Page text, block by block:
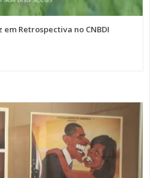
Retrospectiva no CNBDI